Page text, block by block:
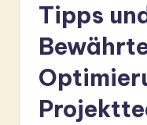
Tipps